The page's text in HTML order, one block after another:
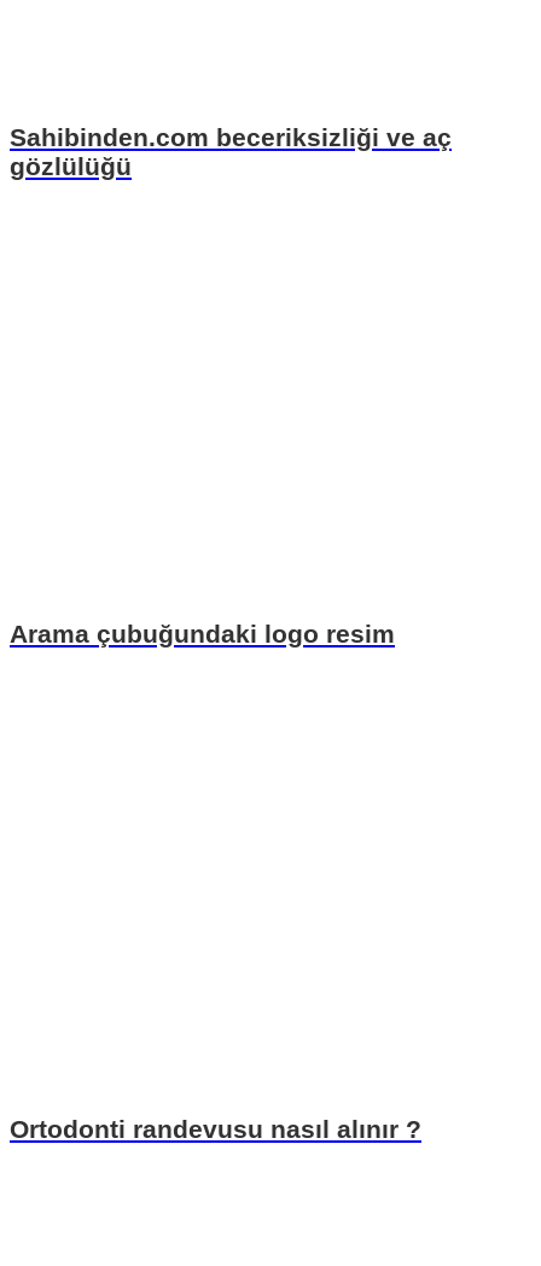
Sahibinden.com beceriksizliği ve aç
gözlülüğü
Arama çubuğundaki logo resim
Ortodonti randevusu nasıl alınır ?